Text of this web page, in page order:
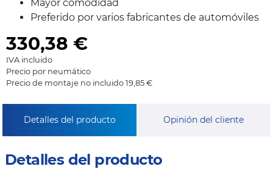
Mayor comodidad
Preferido por varios fabricantes de automóviles
330,38 €
IVA incluido
Precio por neumático
Precio de montaje no incluido 19,85 €
Detalles del producto Opinión del cliente
Detalles del producto